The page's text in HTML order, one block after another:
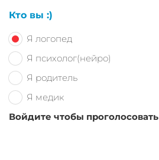
Кто вы :)
Я логопед
Я психолог(нейро)
Я родитель
Я медик
Войдите чтобы проголосовать